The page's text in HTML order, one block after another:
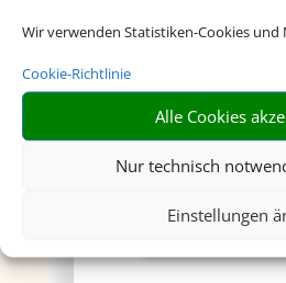
Wir verwenden Statistiken-Cookies und
Cookie-Richtlinie
Alle Cookies
Nur technisch
Einstellungen
Four Seasons
Dubai at